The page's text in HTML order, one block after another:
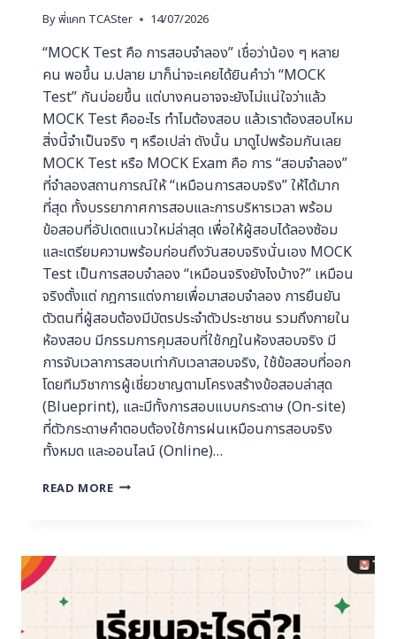
Byพี่แคท TCASter 14/07/2026
“MOCK Test คือ การสอบจำลอง” เชื่อว่าน้อง ๆ หลาย
คน พอขึ้น ม.ปลาย มาก็น่าจะเคยได้ยินคำว่า “MOCK
Test” กันบ่อยขึ้น แต่บางคนอาจจะยังไม่แน่ใจว่าแล้ว
MOCK Test คืออะไร ทำไมต้องสอบ แล้วเราต้องสอบไหม
สิ่งนี้จำเป็นจริง ๆ หรือเปล่า ดังนั้น มาดูไปพร้อมกันเลย
MOCK Test หรือ MOCK Exam คือ การ “สอบจำลอง”
ที่จำลองสถานการณ์ให้ “เหมือนการสอบจริง” ให้ได้มาก
ที่สุด ทั้งบรรยากาศการสอบและการบริหารเวลา พร้อม
ข้อสอบที่อัปเดตแนวใหม่ล่าสุด เพื่อให้ผู้สอบได้ลองซ้อม
และเตรียมความพร้อมก่อนถึงวันสอบจริงนั่นเอง MOCK
Test เป็นการสอบจำลอง “เหมือนจริงยังไงบ้าง?” เหมือน
จริงตั้งแต่ กฎการแต่งกายเพื่อมาสอบจำลอง การยืนยัน
ตัวตนที่ผู้สอบต้องมีบัตรประจำตัวประชาชน รวมถึงภายใน
ห้องสอบ มีกรรมการคุมสอบที่ใช้กฎในห้องสอบจริง มี
การจับเวลาการสอบเท่ากับเวลาสอบจริง, ใช้ข้อสอบที่ออก
โดยทีมวิชาการผู้เชี่ยวชาญตามโครงสร้างข้อสอบล่าสุด
(Blueprint), และมีทั้งการสอบแบบกระดาษ (On-site)
ที่ตัวกระดาษคำตอบต้องใช้การฝนเหมือนการสอบจริง
ทั้งหมด และออนไลน์ (Online)…
READ MORE